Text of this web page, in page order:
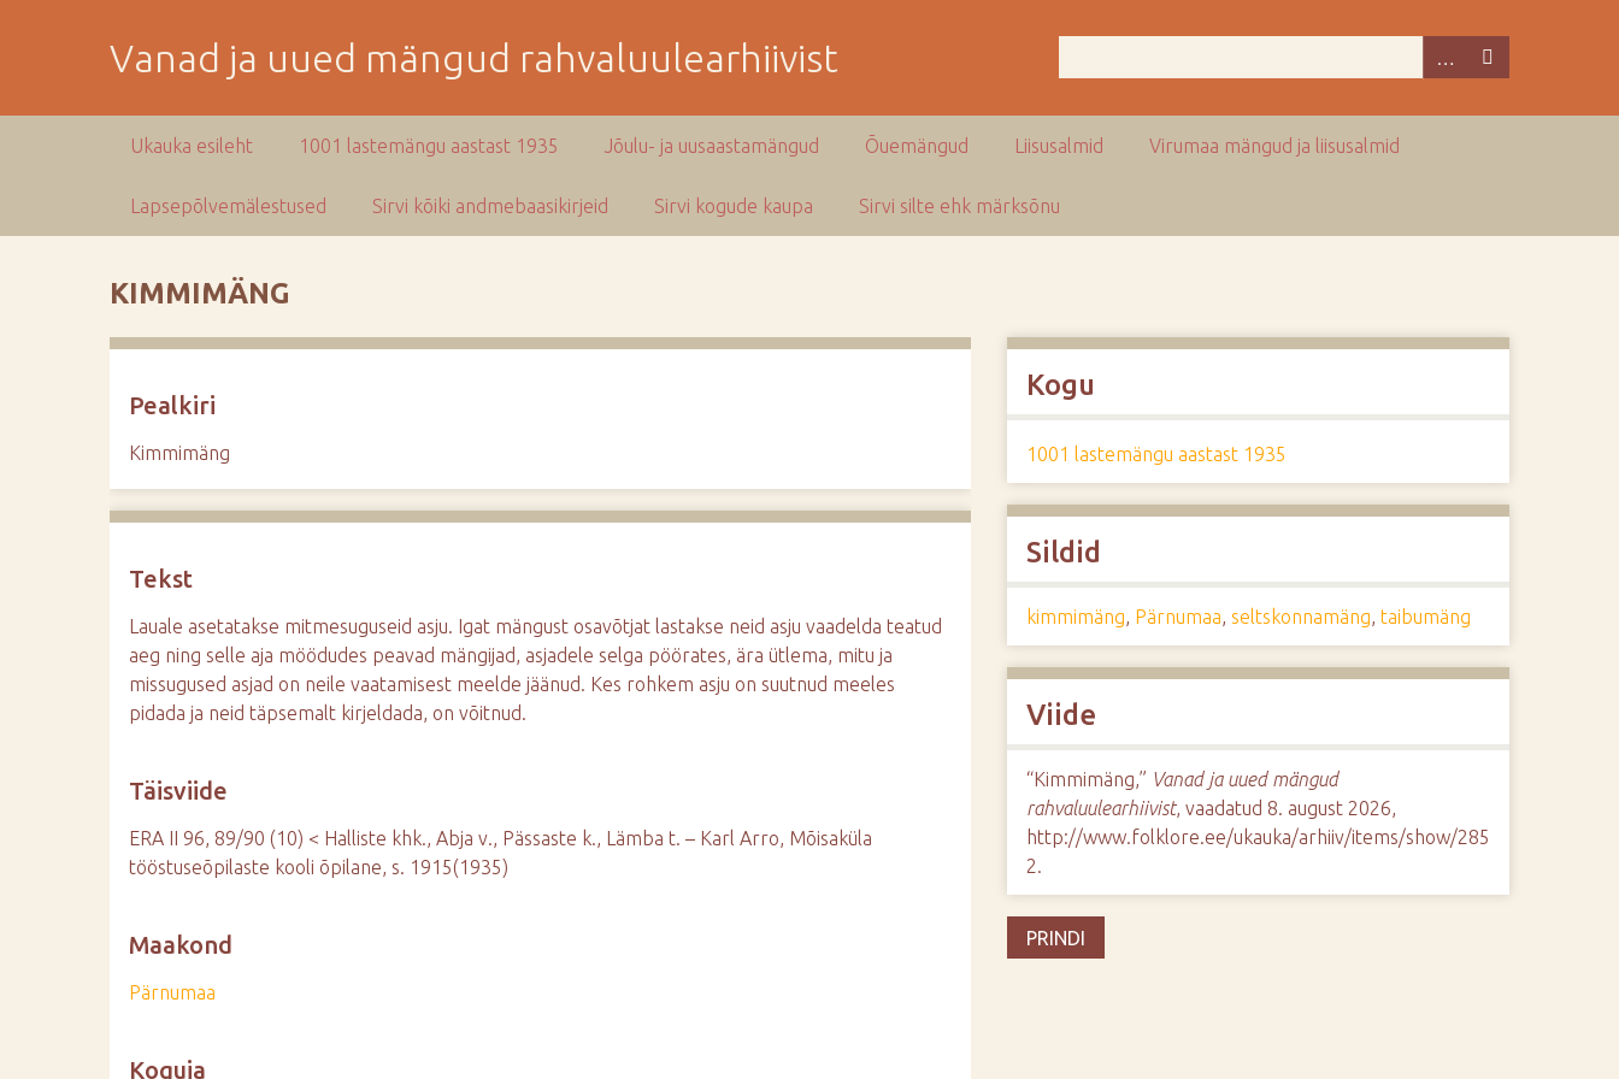
Vanad ja uued mängud rahvaluulearhiivist
Ukauka esileht 1001 lastemängu aastast 1935 Jõulu- ja uusaastamängud Õuemängud Liisusalmid Virumaa mängud ja liisusalmid
Lapsepõlvemälestused Sirvi kõiki andmebaasikirjeid Sirvi kogude kaupa Sirvi silte ehk märksõnu
KIMMIMÄNG
Pealkiri
Kimmimäng
Tekst
Lauale asetatakse mitmesuguseid asju. Igat mängust osavõtjat lastakse neid asju vaadelda teatud
aeg ning selle aja möödudes peavad mängijad, asjadele selga pöörates, ära ütlema, mitu ja
missugused asjad on neile vaatamisest meelde jäänud. Kes rohkem asju on suutnud meeles
pidada ja neid täpsemalt kirjeldada, on võitnud.
Täisviide
ERA II 96, 89/90 (10) < Halliste khk., Abja v., Pässaste k., Lämba t. – Karl Arro, Mõisaküla
tööstuseõpilaste kooli õpilane, s. 1915(1935)
Maakond
Pärnumaa
Koguja
Kogu
1001 lastemängu aastast 1935
Sildid
kimmimäng, Pärnumaa, seltskonnamäng, taibumäng
Viide
“Kimmimäng,” Vanad ja uued mängud
rahvaluulearhiivist, vaadatud 8. august 2026,
http://www.folklore.ee/ukauka/arhiiv/items/show/285
2.
PRINDI